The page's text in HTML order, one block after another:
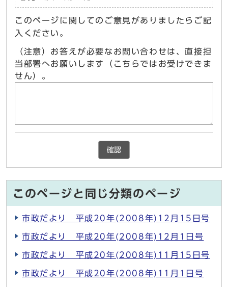
このページに関してのご意見がありましたらご記
入ください。
（注意）お答えが必要なお問い合わせは、直接担
当部署へお願いします（こちらではお受けできま
せん）。
確認
このページと同じ分類のページ
市政だより 平成20年(2008年)12月15日号
市政だより 平成20年(2008年)12月1日号
市政だより 平成20年(2008年)11月15日号
市政だより 平成20年(2008年)11月1日号